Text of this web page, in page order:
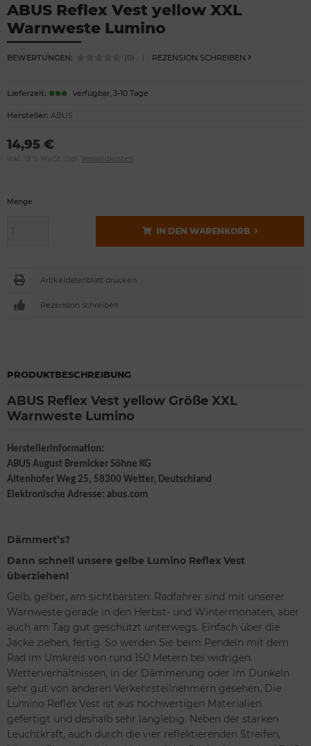
ABUS Reflex Vest yellow XXL
Warnweste Lumino
BEWERTUNGEN: (0) REZENSION SCHREIBEN
Lieferzeit: verfügbar, 3-10 Tage
Hersteller: ABUS
14,95 €
inkl. 19 % MwSt. zzgl. Versandkosten
Menge
IN DEN WARENKORB
Artikeldatenblatt drucken
Rezension schreiben
PRODUKTBESCHREIBUNG
ABUS Reflex Vest yellow Größe XXL
Warnweste Lumino
Herstellerinformation:
ABUS August Bremicker Söhne KG
Altenhofer Weg 25, 58300 Wetter, Deutschland
Elektronische Adresse: abus.com
Dämmert’s?
Dann schnell unsere gelbe Lumino Reflex Vest
überziehen!
Gelb, gelber, am sichtbarsten: Radfahrer sind mit unserer
Warnweste gerade in den Herbst- und Wintermonaten, aber
auch am Tag gut geschützt unterwegs. Einfach über die
Jacke ziehen, fertig. So werden Sie beim Pendeln mit dem
Rad im Umkreis von rund 150 Metern bei widrigen
Wetterverhältnissen, in der Dämmerung oder im Dunkeln
sehr gut von anderen Verkehrsteilnehmern gesehen. Die
Lumino Reflex Vest ist aus hochwertigen Materialien
gefertigt und deshalb sehr langlebig. Neben der starken
Leuchtkraft, auch durch die vier reflektierenden Streifen,